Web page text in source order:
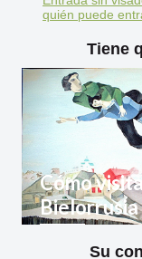
quién puede
Tiene
Cómo
Reglas de
Su